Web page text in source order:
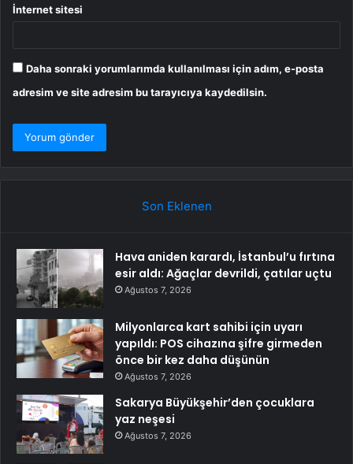
İnternet sitesi
Daha sonraki yorumlarımda kullanılması için adım, e-posta
adresim ve site adresim bu tarayıcıya kaydedilsin.
Son Eklenen
Hava aniden karardı, İstanbul’u fırtına
esir aldı: Ağaçlar devrildi, çatılar uçtu
Ağustos 7, 2026
Milyonlarca kart sahibi için uyarı
yapıldı: POS cihazına şifre girmeden
önce bir kez daha düşünün
Ağustos 7, 2026
Sakarya Büyükşehir’den çocuklara
yaz neşesi
Ağustos 7, 2026